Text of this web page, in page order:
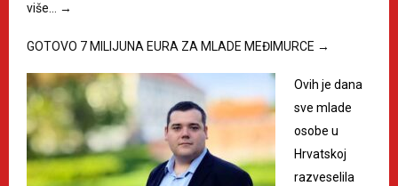
više…
→
GOTOVO 7 MILIJUNA EURA ZA MLADE MEĐIMURCE →
Ovih je dana
sve mlade
osobe u
Hrvatskoj
razveselila